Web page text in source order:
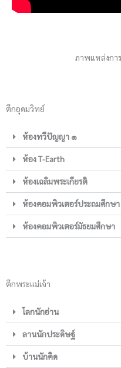
ภาพแหล่งการ
ตึกอุดมวิทย์
ห้องทวีปัญญา ๑
ห้อง T-Earth
ห้องเฉลิมพระเกียรติ
ห้องคอมพิวเตอร์ประถมศึกษา
ห้องคอมพิวเตอร์มัธยมศึกษา
ตึกพระแม่เจ้า
โลกนักอ่าน
ลานนักประดิษฐ์
บ้านนักคิด